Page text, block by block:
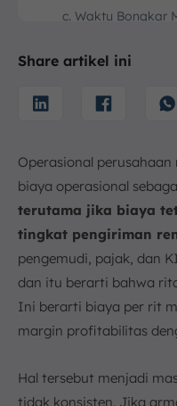
c. Waktu Bongkar
e. Jenis Muatan
g. Peraturan Daerah
5. Jenis-jenis Sistem
a. Fixed Route
b. Ritase Satu Arah
c. Ritase Bolak-
6. Strategi Cara
Logistik
a. Optimalisasi
b. Mempercepat
7. Kesimpulan
Share artikel ini
Operasional
biaya operasional
terutama jika biaya
tingkat pengiriman
pengemudi, pajak, dan
dan itu berarti bahwa
Ini berarti biaya per rit
margin profitabilitas
Hal tersebut menjadi
tidak konsisten. Jika